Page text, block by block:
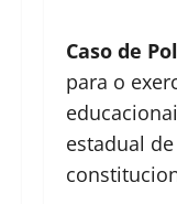
Caso de
para o
estadual